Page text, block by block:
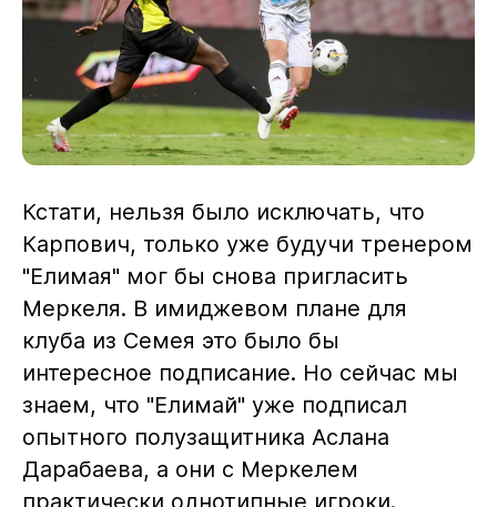
Кстати, нельзя было исключать, что
Карпович, только уже будучи тренером
"Елимая" мог бы снова пригласить
Меркеля. В имиджевом плане для
клуба из Семея это было бы
интересное подписание. Но сейчас мы
знаем, что "Елимай" уже подписал
опытного полузащитника Аслана
Дарабаева, а они с Меркелем